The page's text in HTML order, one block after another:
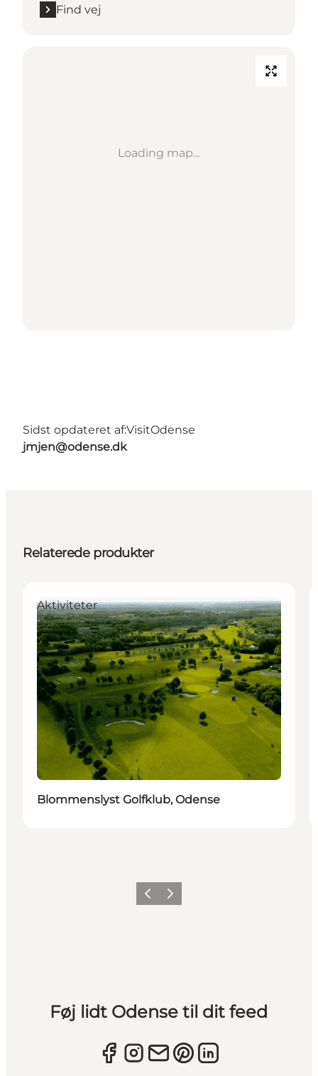
Find vej
Loading map...
Sidst opdateret af:VisitOdense
jmjen@odense.dk
Relaterede produkter
Aktiviteter
Blommenslyst Golfklub, Odense
ForrigeNæste
Føj lidt Odense til dit feed